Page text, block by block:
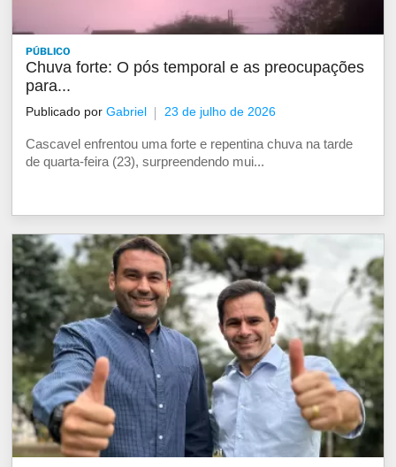
PÚBLICO
Chuva forte: O pós temporal e as preocupações
para...
Publicado porGabriel 23 de julho de 2026
Cascavel enfrentou uma forte e repentina chuva na tarde
de quarta-feira (23), surpreendendo mui...